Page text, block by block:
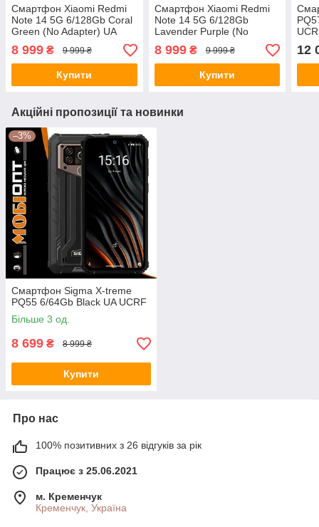
Смартфон Xiaomi Redmi
Note 14 5G 6/128Gb Coral
Green (No Adapter) UA
8 999 ₴ 9 999 ₴
Купити
Смартфон Xiaomi Redmi
Note 14 5G 6/128Gb
Lavender Purple (No
8 999₴ 9 999 ₴
Купити
12
Акційні пропозиції та новинки
–3%
Смартфон Sigma X-treme
PQ55 6/64Gb Black UA UCRF
Більше 3 од.
8 699 ₴ 8 999 ₴
Купити
Про нас
100% позитивних з 26 відгуків за рік
Працює з 25.06.2021
м. Кременчук
Кременчук, Україна